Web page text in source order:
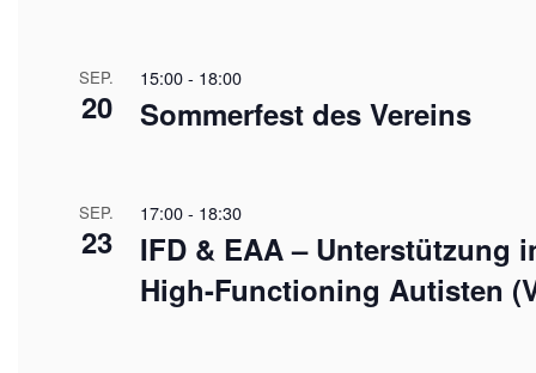
SEP.
20
15:00- 18:00
Sommerfest des Vereins
SEP.
23
17:00- 18:30
IFD & EAA –
High-Functioning Autisten